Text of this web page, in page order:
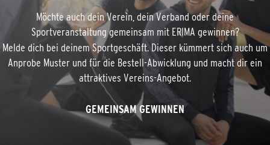
Möchte auch dein Verein, dein Verband oder deine
Sportveranstaltung gemeinsam mit ERIMA gewinnen?
Melde dich bei deinem Sportgeschäft. Dieser kümmert sich auch um
Anprobe Muster und für die Bestell-Abwicklung und macht dir ein
attraktives Vereins-Angebot.
GEMEINSAM GEWINNEN